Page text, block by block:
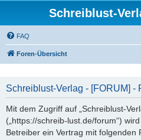
Schreiblust-
FAQ
Foren-Übersicht
Schreiblust-Verlag - [FORUM] -
Mit dem Zugriff auf „Schreiblust-
(„https://schreib-lust.de/forum“)
Betreiber ein Vertrag mit folgenden